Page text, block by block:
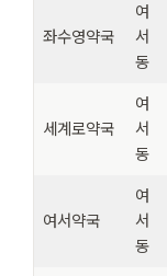
좌수영약국
여
서
동
세계로약국
여
서
동
여서약국
여
서
동